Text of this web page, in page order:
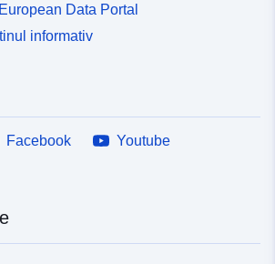
Data Portal
informativ
Facebook
Youtube